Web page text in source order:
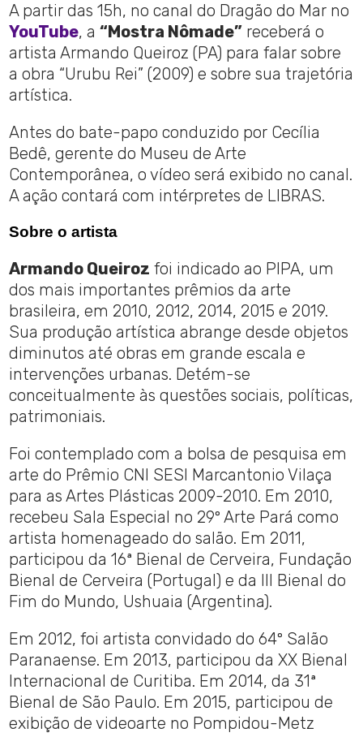
A partir das 15h, no canal do Dragão do Mar no
YouTube, a“Mostra Nômade” receberá o
artista Armando Queiroz (PA) para falar sobre
a obra “Urubu Rei” (2009) e sobre sua trajetória
artística.
Antes do bate-papo conduzido por Cecília
Bedê, gerente do Museu de Arte
Contemporânea, o vídeo será exibido no canal.
A ação contará com intérpretes de LIBRAS.
Sobre o artista
Armando Queiroz foi indicado ao PIPA, um
dos mais importantes prêmios da arte
brasileira, em 2010, 2012, 2014, 2015 e 2019.
Sua produção artística abrange desde objetos
diminutos até obras em grande escala e
intervenções urbanas. Detém-se
conceitualmente às questões sociais, políticas,
patrimoniais.
Foi contemplado com a bolsa de pesquisa em
arte do Prêmio CNI SESI Marcantonio Vilaça
para as Artes Plásticas 2009-2010. Em 2010,
recebeu Sala Especial no 29º Arte Pará como
artista homenageado do salão. Em 2011,
participou da 16ª Bienal de Cerveira, Fundação
Bienal de Cerveira (Portugal) e da III Bienal do
Fim do Mundo, Ushuaia (Argentina).
Em 2012, foi artista convidado do 64º Salão
Paranaense. Em 2013, participou da XX Bienal
Internacional de Curitiba. Em 2014, da 31ª
Bienal de São Paulo. Em 2015, participou de
exibição de videoarte no Pompidou-Metz